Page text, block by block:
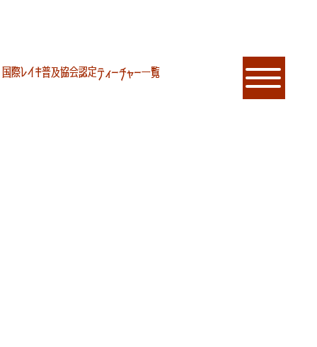
国際レイキ普及協会認定ティーチャー一覧